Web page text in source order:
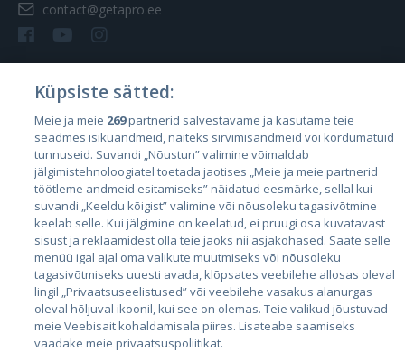
contact@getapro.ee
Riigid
Eesti
Läti
Leedu
Küpsiste sätted:
Meie ja meie 269partnerid salvestavame ja kasutame teie
seadmes isikuandmeid, näiteks sirvimisandmeid või kordumatuid
tunnuseid. Suvandi „Nõustun” valimine võimaldab
jälgimistehnoloogiatel toetada jaotises „Meie ja meie partnerid
töötleme andmeid esitamiseks” näidatud eesmärke, sellal kui
suvandi „Keeldu kõigist” valimine või nõusoleku tagasivõtmine
keelab selle. Kui jälgimine on keelatud, ei pruugi osa kuvatavast
sisust ja reklaamidest olla teie jaoks nii asjakohased. Saate selle
menüü igal ajal oma valikute muutmiseks või nõusoleku
tagasivõtmiseks uuesti avada, klõpsates veebilehe allosas oleval
lingil „Privaatsuseelistused” või veebilehe vasakus alanurgas
oleval hõljuval ikoonil, kui see on olemas. Teie valikud jõustuvad
meie Veebisait kohaldamisala piires. Lisateabe saamiseks
vaadake meie privaatsuspoliitikat.